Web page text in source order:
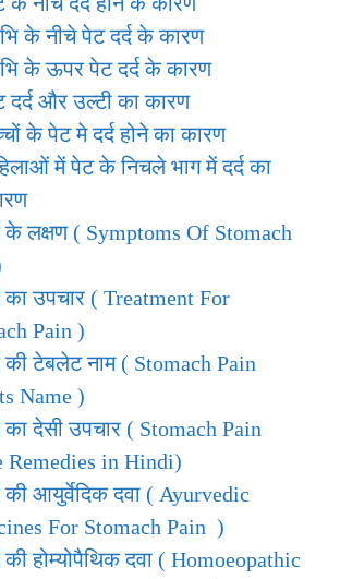
के नीचे पेट दर्द के कारण
के ऊपर पेट दर्द के कारण
दर्द और उल्टी का कारण
के पेट मे दर्द होने का कारण
में पेट के निचले भाग में दर्द का
के लक्षण ( Symptoms Of Stomach
का उपचार ( Treatment For
Pain )
की टेबलेट नाम ( Stomach Pain
Name )
का देसी उपचार ( Stomach Pain
Remedies in Hindi)
की आयुर्वेदिक दवा ( Ayurvedic
For Stomach Pain )
की होम्योपैथिक दवा ( Homoeopathic